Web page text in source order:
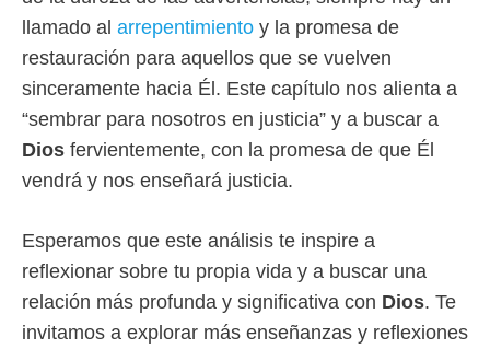
llamado al arrepentimiento y la promesa de
restauración para aquellos que se vuelven
sinceramente hacia Él. Este capítulo nos alienta a
“sembrar para nosotros en justicia” y a buscar a
Dios fervientemente, con la promesa de que Él
vendrá y nos enseñará justicia.
Esperamos que este análisis te inspire a
reflexionar sobre tu propia vida y a buscar una
relación más profunda y significativa con Dios. Te
invitamos a explorar más enseñanzas y reflexiones